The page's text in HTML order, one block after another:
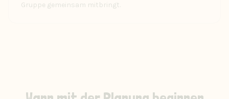
Gruppe gemeinsam mitbringt.